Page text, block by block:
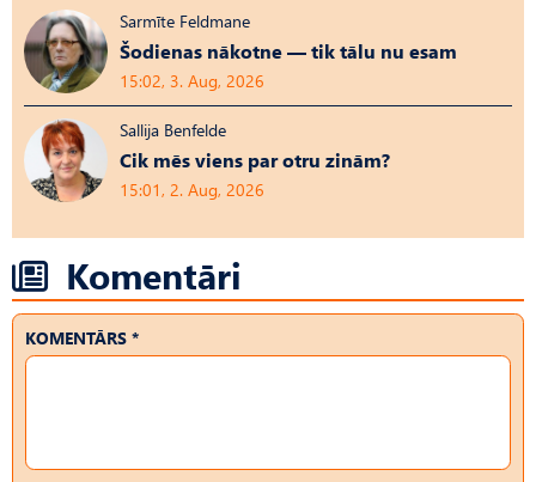
Sarmīte Feldmane
Šodienas nākotne — tik tālu nu esam
15:02, 3. Aug, 2026
Sallija Benfelde
Cik mēs viens par otru zinām?
15:01, 2. Aug, 2026
Komentāri
KOMENTĀRS *